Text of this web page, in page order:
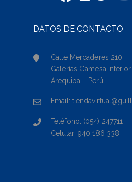
DATOS DE CONTACTO
Calle Mercaderes 210
Galerías Gamesa
Arequipa – Perú
Email:
Teléfono: (054) 247711
Celular: 940 186 338